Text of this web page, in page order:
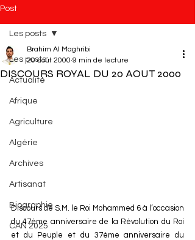
Post
Les posts
Actualité
Afrique
Agriculture
Algérie
Archives
Artisanat
Biographie
CAN 2025
Les posts
DISCOURS ROYAL DU 20 AOUT 2000
Brahim Al Maghribi
20 août 2000 9 min de lecture
Discours de S.M. le Roi Mohammed 6 à l’occasion
du 47ème anniversaire de la Révolution du Roi
et du Peuple et du 37ème anniversaire du